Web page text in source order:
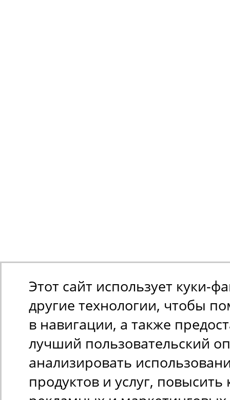
Этот сайт использует куки-
другие технологии, чтобы
в навигации, а также
лучший пользовательский
анализировать
продуктов и услуг, повысить